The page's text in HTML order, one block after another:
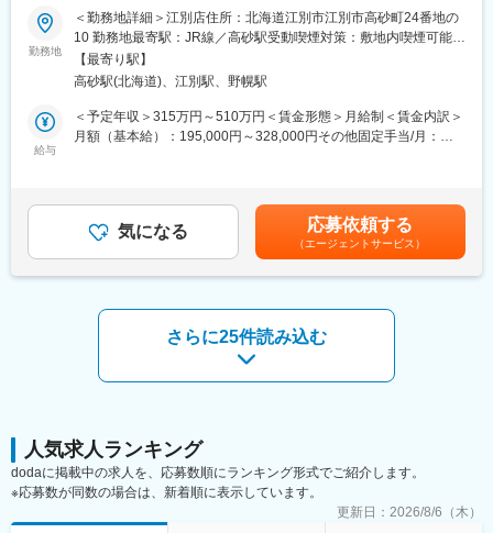
■当社について：
当社はD&Dグループの一員として、三菱ディーラー事業にとどま
らず、幅広いモビリティサービスを展開しています。
・アウトドアカスタムカー事業
・板金・修理事業
・電気自動車「BYD」ディーラー事業
北海道では車は生活に欠かせない存在です。
その中で当社は、整備士が安心して長く働けるように、休日や給
与、働き方の制度を整えてきました。
アを築ける環境です。
変更の範囲：会社の定める業務
三菱自動車ディーラーに併設されたサービス工場にて、点検・整
備・修理を中心にお任せします。
長期的にお客様に寄り添い、安心・安全なカーライフをお届けす
るエンジニアの仕事です。
整備士経験が無い方でも、「車が好き」「機械をいじるのが好
き」「手に職をつけたい」そんな想いがあれば大歓迎です。
■三菱ならではの魅力
車両貸与制度（整備士限定）
備のやりがいも感じられます。
・GW／夏季／冬季は【平均9日間の大型連休】（年3回）
・マイカー通勤OK
プライベートも大切にしながら、無理なく整備士としてキャリア
を積める環境です。
■当社について：
勤務地
＜勤務地詳細＞江別店住所：北海道江別市江別市高砂町24番地の
10 勤務地最寄駅：JR線／高砂駅受動喫煙対策：敷地内喫煙可能場
所あり変更の範囲：会社の定める事業所
【最寄り駅】
高砂駅(北海道)、江別駅、野幌駅
給与
＜予定年収＞315万円～510万円＜賃金形態＞月給制＜賃金内訳＞
月額（基本給）：195,000円～328,000円その他固定手当/月：
20,000円/月 独り暮らし：35,000円/月 規定有り）資格手当：2
級自動車整備士（5,000円/月）、1級自動車整備士（20,000円/
月）賃金はあくまでも目安の金額であり、選考を通じて上下する
可能性があります。月給(月額)は固定手当を含めた表記です。
気になる 応募依頼する
（エージェントサービス）
さらに25件読み込む
人気求人ランキング
dodaに掲載中の求人を、応募数順にランキング形式でご紹介します。
※応募数が同数の場合は、新着順に表示しています。
更新日： 2026/8/6（木）